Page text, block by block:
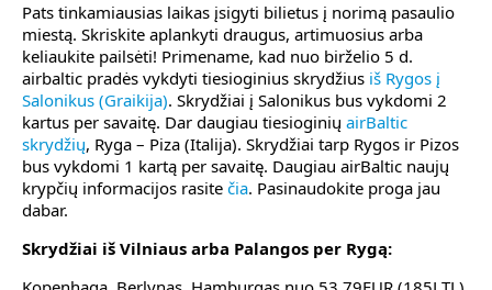
Pats tinkamiausias laikas įsigyti bilietus į norimą pasaulio
miestą. Skriskite aplankyti draugus, artimuosius arba
keliaukite pailsėti! Primename, kad nuo birželio 5 d.
airbaltic pradės vykdyti tiesioginius skrydžius iš Rygos į
Salonikus (Graikija). Skrydžiai į Salonikus bus vykdomi 2
kartus per savaitę. Dar daugiau tiesioginių airBaltic
skrydžių, Ryga – Piza (Italija). Skrydžiai tarp Rygos ir Pizos
bus vykdomi 1 kartą per savaitę. Daugiau airBaltic naujų
krypčių informacijos rasite čia. Pasinaudokite proga jau
dabar.
Skrydžiai iš Vilniaus arba Palangos per Rygą: